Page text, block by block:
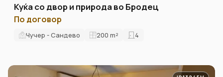
Куќа со двор и природа во Бродец
По договор
Чучер - Сандево 200 m² 4